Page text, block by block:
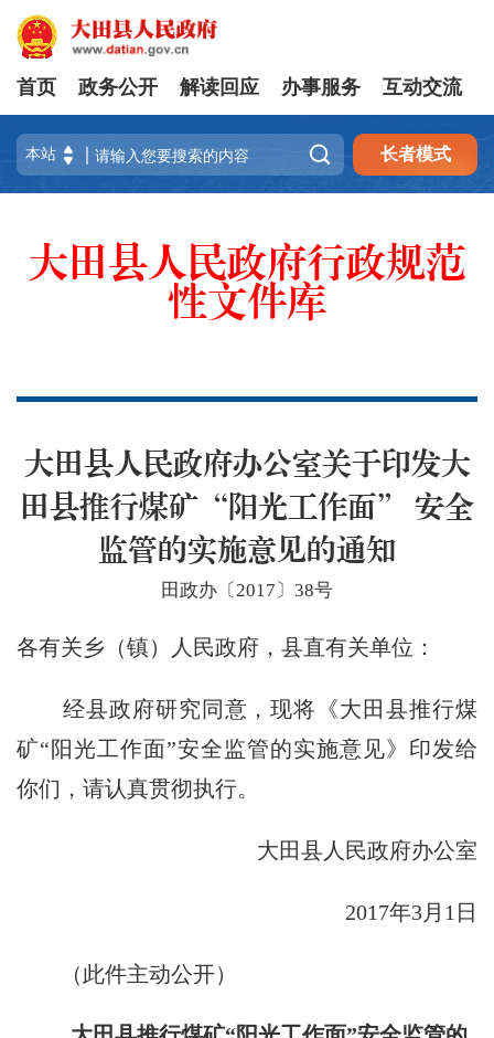
首页 政务公开 解读回应 办事服务 互动交流
 长者模式
大田县人民政府行政规范
性文件库
大田县人民政府办公室关于印发大
田县推行煤矿“阳光工作面” 安全
监管的实施意见的通知
田政办〔2017〕38号
各有关乡（镇）人民政府，县直有关单位：
经县政府研究同意，现将《大田县推行煤
矿“阳光工作面”安全监管的实施意见》印发给
你们，请认真贯彻执行。
大田县人民政府办公室
2017年3月1日
（此件主动公开）